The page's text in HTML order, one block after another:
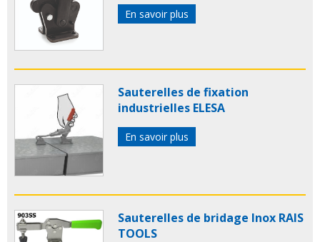
En savoir plus
Sauterelles de fixation
industrielles ELESA
En savoir plus
Sauterelles de bridage Inox RAIS
TOOLS